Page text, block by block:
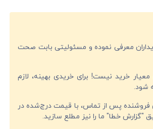
معرفی نموده و مسئولیتی بابت صحت
خرید نیست! برای خریدی بهینه، لازم
شود.
فروشنده پس از تماس، با قیمت درج‌شده در
"گزارش خطا" ما را نیز مطلع سازید.